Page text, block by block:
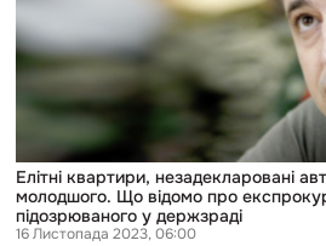
на
Байдена
молодшого.
Що
відомо
про
АТО,
підозрюваного
держзраді
Елітні квартири, незадекларовані
молодшого. Що відомо про
підозрюваного у держзраді
16 Листопада 2023, 06:00